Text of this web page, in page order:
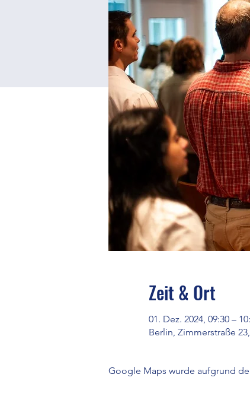
Zeit & Ort
01. Dez. 2024, 09:30 –
Berlin, Zimmerstraße
Google Maps wurde aufgrund